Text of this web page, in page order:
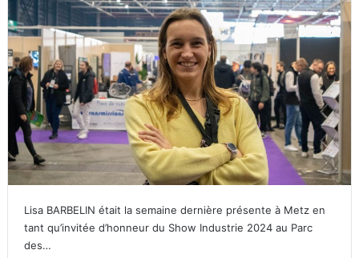
Lisa BARBELIN était la semaine dernière présente à Metz en
tant qu’invitée d’honneur du Show Industrie 2024 au Parc
des…